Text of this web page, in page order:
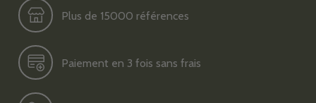
Plus de 15000 références
Paiement en 3 fois sans frais